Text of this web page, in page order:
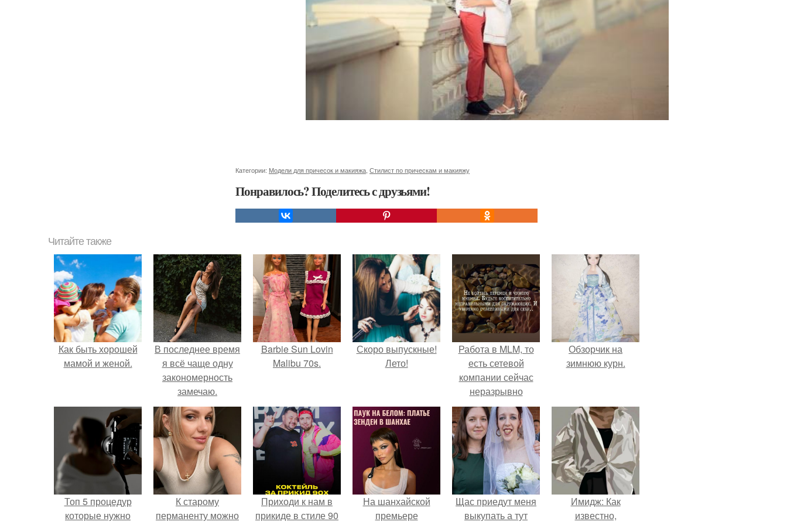
Категории: Модели для причесок и макияжа Стилист по прическам и макияжу
Понравилось? Поделитесь с друзьями!
Читайте также
Как быть хорошей
мамой и женой.
В последнее время
я всё чаще одну
закономерность
замечаю.
Barbie Sun Lovin
Malibu 70s.
Скоро выпускные!
Лето!
Работа в MLM, то
есть сетевой
компании сейчас
неразрывно
связана с создание
своего контента,
своей страницы в
соц сетях.
Обзорчик на
зимнюю курн.
Топ 5 процедур
которые нужно
К старому
перманенту можно
Приходи к нам в
прикиде в стиле 90
На шанхайской
премьере
Щас приедут меня
выкупать а тут
Имидж: Как
известно,